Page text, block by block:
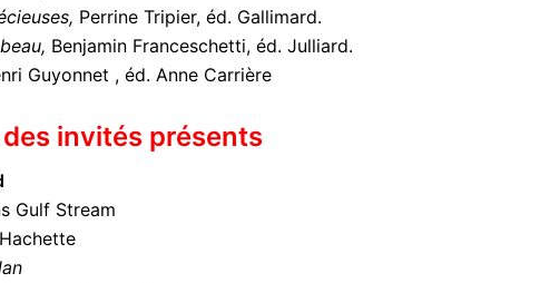
Perrine Tripier, éd. Gallimard.
Benjamin Franceschetti, éd. Julliard.
Guyonnet , éd. Anne Carrière
invités présents
Gulf Stream